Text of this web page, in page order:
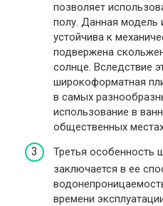
позволяет
полу. Данная модель
устойчива к
подвержена
солнце. Вследствие
широкоформатная
в самых
использование в
общественных
Третья особенность
заключается в ее
времени